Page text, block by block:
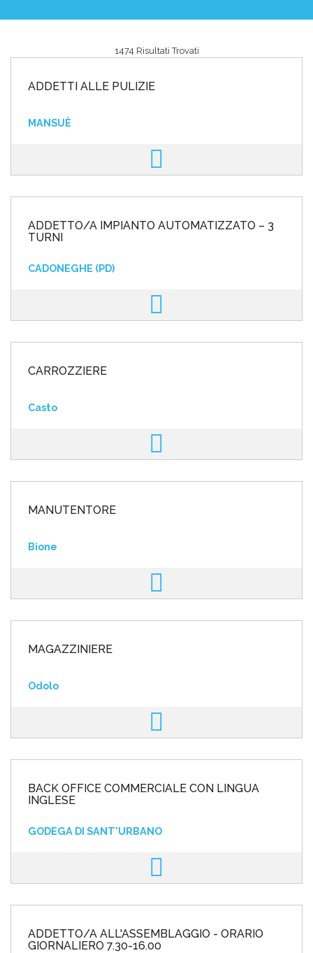
INVIA CV
1474 Risultati Trovati
ADDETTI ALLE PULIZIE
MANSUÈ
ADDETTO/A IMPIANTO AUTOMATIZZATO – 3
TURNI
CADONEGHE (PD)
CARROZZIERE
Casto
MANUTENTORE
Bione
MAGAZZINIERE
Odolo
BACK OFFICE COMMERCIALE CON LINGUA
INGLESE
GODEGA DI SANT'URBANO
ADDETTO/A ALL'ASSEMBLAGGIO - ORARIO
GIORNALIERO 7.30-16.00